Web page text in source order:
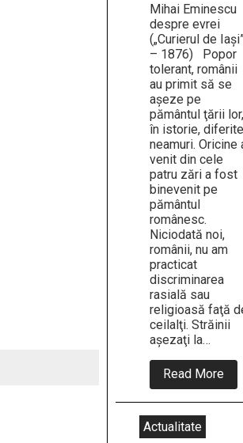
Mihai Eminescu
despre evrei
(„Curierul de
– 1876) Popor
tolerant, românii
au primit să se
aşeze pe
pământul ţării lor,
în istorie, diferite
neamuri. Oricine
venit din cele
patru zări a fost
binevenit pe
pământul
românesc.
Niciodată noi,
românii, nu am
practicat
discriminarea
rasială sau
religioasă faţă
ceilalţi. Străinii
aşezaţi la…
Read More
și
Actualitate